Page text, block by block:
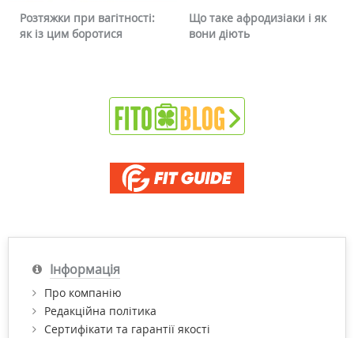
Що таке афродизіаки і як
вони діють
Чому червоніє обличчя і
чи можна це прибрати
Інформація
Про компанію
Редакційна політика
Сертифікати та гарантії якості